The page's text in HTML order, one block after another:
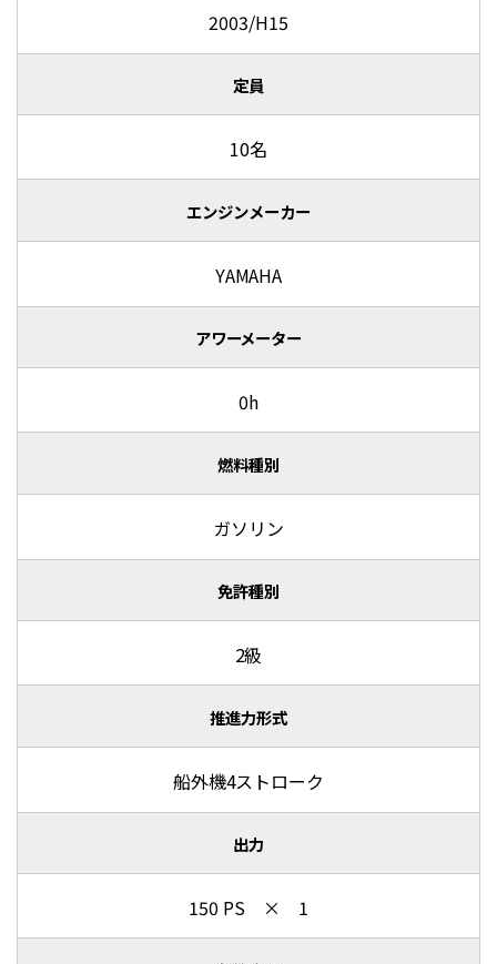
2003/H15
定員
10名
エンジンメーカー
YAMAHA
アワーメーター
0h
燃料種別
ガソリン
免許種別
2級
推進力形式
船外機4ストローク
出力
150 PS × 1